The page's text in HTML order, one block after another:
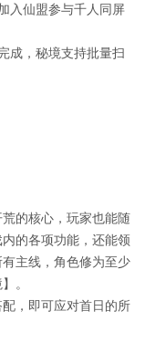
入仙盟参与千人同屏
成，秘境支持批量扫
的核心，玩家也能随
的各项功能，还能领
主线，角色修为至少
。
，即可应对首日的所